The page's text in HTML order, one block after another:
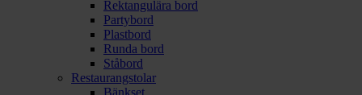
Rektangulära bord
Partybord
Plastbord
Runda bord
Ståbord
Restaurangstolar